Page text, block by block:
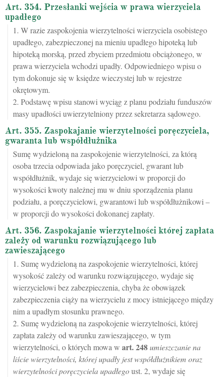
Art. 354. Przesłanki wejścia w prawa wierzyciela
upadłego
1. W razie zaspokojenia wierzytelności wierzyciela osobistego
upadłego, zabezpieczonej na mieniu upadłego hipoteką lub
hipoteką morską, przed zbyciem przedmiotu obciążonego, w
prawa wierzyciela wchodzi upadły. Odpowiedniego wpisu o
tym dokonuje się w księdze wieczystej lub w rejestrze
okrętowym.
2. Podstawę wpisu stanowi wyciąg z planu podziału funduszów
masy upadłości uwierzytelniony przez sekretarza sądowego.
Art. 355. Zaspokajanie wierzytelności poręczyciela,
gwaranta lub współdłużnika
Sumę wydzieloną na zaspokojenie wierzytelności, za którą
osoba trzecia odpowiada jako poręczyciel, gwarant lub
współdłużnik, wydaje się wierzycielowi w proporcji do
wysokości kwoty należnej mu w dniu sporządzenia planu
podziału, a poręczycielowi, gwarantowi lub współdłużnikowi –
w proporcji do wysokości dokonanej zapłaty.
Art. 356. Zaspokajanie wierzytelności której zapłata
zależy od warunku rozwiązującego lub
zawieszającego
1. Sumę wydzieloną na zaspokojenie wierzytelności, której
wysokość zależy od warunku rozwiązującego, wydaje się
wierzycielowi bez zabezpieczenia, chyba że obowiązek
zabezpieczenia ciąży na wierzycielu z mocy istniejącego między
nim a upadłym stosunku prawnego.
2. Sumę wydzieloną na zaspokojenie wierzytelności, której
zapłata zależy od warunku zawieszającego, w tym
wierzytelności, o których mowa w art.248umieszczanie na
liście wierzytelności, której upadły jest współdłużnikiem oraz
wierzytelności poręczyciela upadłegoust. 2, wydaje się